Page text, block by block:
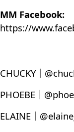
MM Facebook:
https://
CHUCKY｜
PHOEBE｜
ELAINE｜